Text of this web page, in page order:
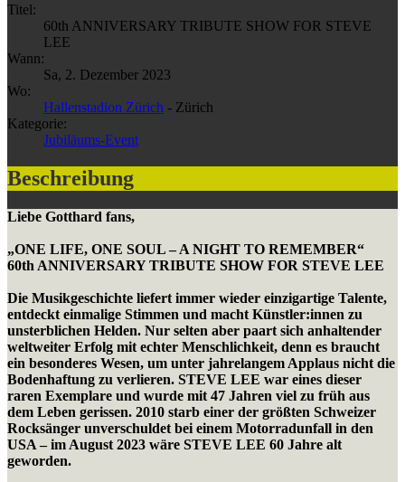
Titel:
60th ANNIVERSARY TRIBUTE SHOW FOR STEVE
LEE
Wann:
Sa, 2. Dezember 2023
Wo:
Hallenstadion Zürich - Zürich
Kategorie:
Jubiläums-Event
Beschreibung
Liebe Gotthard fans,
„ONE LIFE, ONE SOUL – A NIGHT TO REMEMBER“
60th ANNIVERSARY TRIBUTE SHOW FOR STEVE LEE
Die Musikgeschichte liefert immer wieder einzigartige Talente,
entdeckt einmalige Stimmen und macht Künstler:innen zu
unsterblichen Helden. Nur selten aber paart sich anhaltender
weltweiter Erfolg mit echter Menschlichkeit, denn es braucht
ein besonderes Wesen, um unter jahrelangem Applaus nicht die
Bodenhaftung zu verlieren. STEVE LEE war eines dieser
raren Exemplare und wurde mit 47 Jahren viel zu früh aus
dem Leben gerissen. 2010 starb einer der größten Schweizer
Rocksänger unverschuldet bei einem Motorradunfall in den
USA – im August 2023 wäre STEVE LEE 60 Jahre alt
geworden.